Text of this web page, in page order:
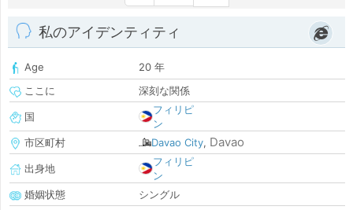
私のアイデンティティ
Age
20 年
ここに
深刻な関係
国
フィリピ
ン
市区町村
Davao City, Davao
出身地
フィリピ
ン
婚姻状態
シングル